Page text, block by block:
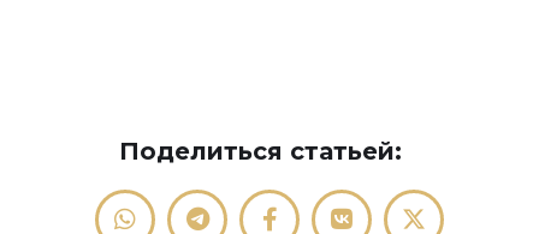
Поделиться статьей: